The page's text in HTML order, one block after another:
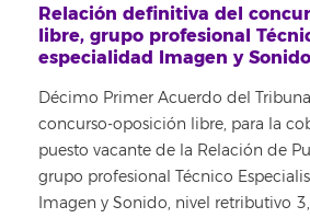
Relación definitiva del
libre, grupo profesional
especialidad Imagen y
Décimo Primer Acuerdo del
concurso-oposición libre, para la
puesto vacante de la Relación de
grupo profesional Técnico
Imagen y Sonido, nivel retributivo